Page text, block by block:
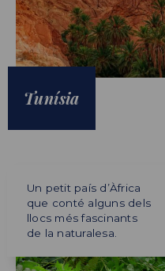
Tunísia
Un petit país d’Àfrica
que conté alguns dels
llocs més fascinants
de la naturalesa.